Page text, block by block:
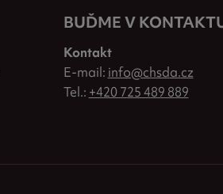
BUĎME V
Kontakt
E-mail: info@chsda.cz
Tel.: +420 725 489 889